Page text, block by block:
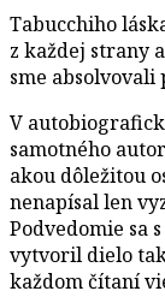
Tabucchiho
z každej strany
sme absolvovali
V
samotného
akou dôležitou
nenapísal len
Podvedomie sa
vytvoril dielo
každom čítaní